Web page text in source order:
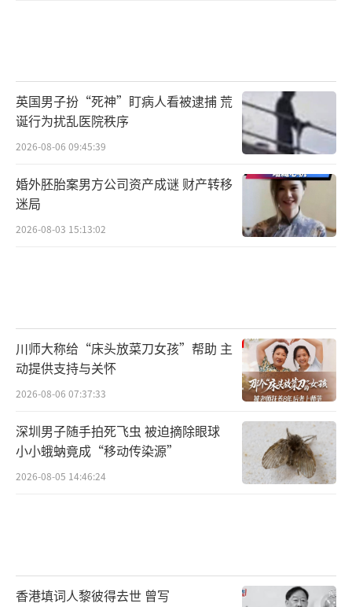
英国男子扮“死神”盯病人看被逮捕 荒
诞行为扰乱医院秩序
2026-08-06 09:45:39
婚外胚胎案男方公司资产成谜 财产转移
迷局
2026-08-03 15:13:02
川师大称给“床头放菜刀女孩”帮助 主
动提供支持与关怀
2026-08-06 07:37:33
深圳男子随手拍死飞虫 被迫摘除眼球
小小蛾蚋竟成“移动传染源”
2026-08-05 14:46:24
香港填词人黎彼得去世 曾写